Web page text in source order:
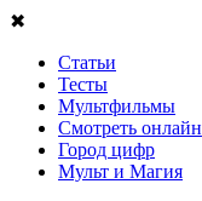
✖
Статьи
Тесты
Мультфильмы
Смотреть онлайн
Город цифр
Мульт и Магия